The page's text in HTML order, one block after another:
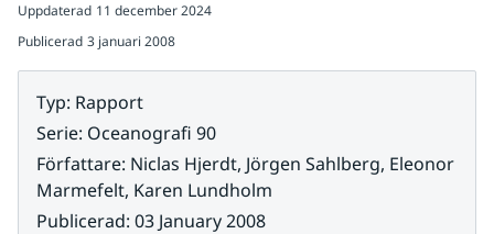
Uppdaterad 11 december 2024
Publicerad 3 januari 2008
Typ: Rapport
Serie: Oceanografi 90
Författare: Niclas Hjerdt, Jörgen Sahlberg, Eleonor
Marmefelt, Karen Lundholm
Publicerad: 03 January 2008